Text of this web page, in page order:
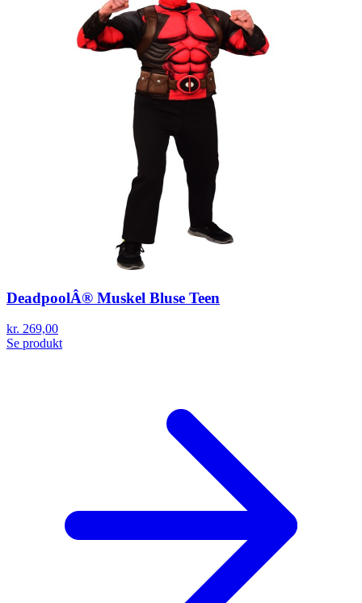
DeadpoolÂ® Muskel Bluse Teen
kr. 269,00
Se produkt